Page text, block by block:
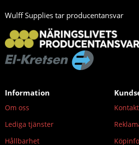
Wulff Supplies tar producentansvar
Information
Om oss
Lediga tjänster
Hållbarhet